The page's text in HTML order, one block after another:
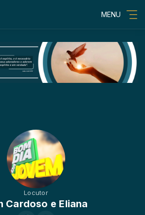
MENU
Locutor
Cardoso e Eliana